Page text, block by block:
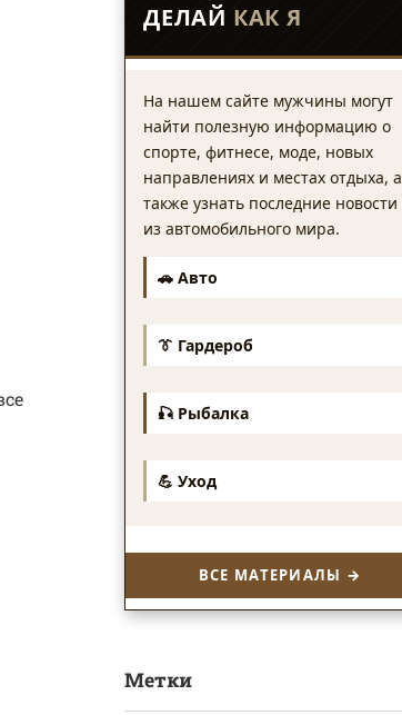
ДЕЛАЙ КАК Я
На нашем сайте мужчины могут
найти полезную информацию о
спорте, фитнесе, моде, новых
направлениях и местах отдыха, а
также узнать последние новости
из автомобильного мира.
🚗 Авто
👔 Гардероб
🎣 Рыбалка
💪 Уход
ВСЕ МАТЕРИАЛЫ →
Метки